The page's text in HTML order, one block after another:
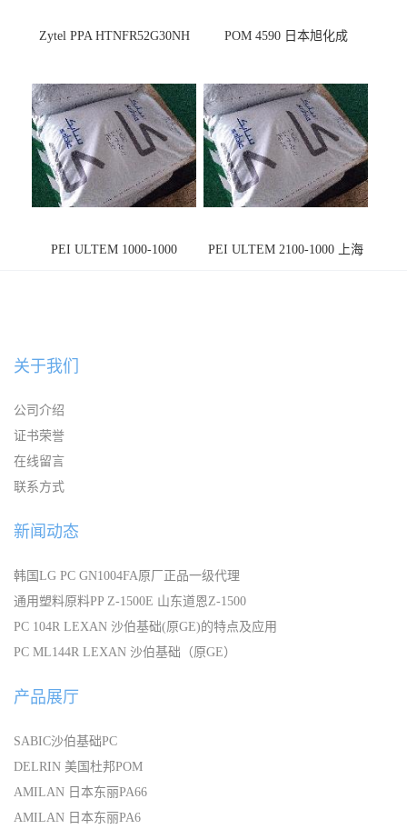
Zytel PPA HTNFR52G30NH POM 4590 日本旭化成
PEI ULTEM 1000-1000
PEI ULTEM 2100-1000 上海
关于我们
公司介绍
证书荣誉
在线留言
联系方式
新闻动态
韩国LG PC GN1004FA原厂正品一级代理
通用塑料原料PP Z-1500E 山东道恩Z-1500
PC 104R LEXAN 沙伯基础(原GE)的特点及应用
PC ML144R LEXAN 沙伯基础（原GE）
产品展厅
SABIC沙伯基础PC
DELRIN 美国杜邦POM
AMILAN 日本东丽PA66
AMILAN 日本东丽PA6